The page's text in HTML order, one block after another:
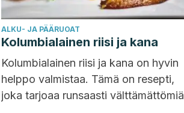
ALKU- JA PÄÄRUOAT
Kolumbialainen riisi ja kana
Kolumbialainen riisi ja kana on hyvin
helppo valmistaa. Tämä on resepti,
joka tarjoaa runsaasti välttämättömiä